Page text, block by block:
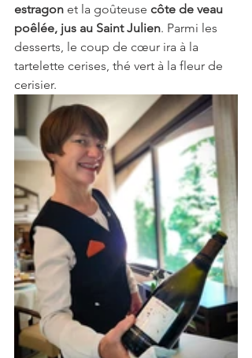
estragon et la goûteuse côte de veau
poêlée, jus au Saint Julien. Parmi les
desserts, le coup de cœur ira à la
tartelette cerises, thé vert à la fleur de
cerisier.